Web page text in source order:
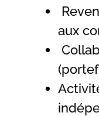
aux